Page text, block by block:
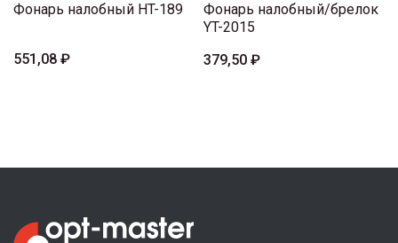
Фонарь налобный HT-189
551,08 ₽
Фонарь налобный/брелок
YT-2015
379,50 ₽